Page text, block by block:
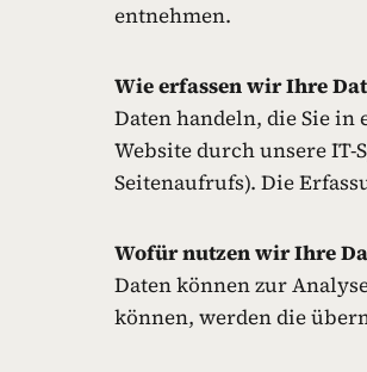
entnehmen.
Wie erfassen wir Ihre
Daten handeln, die Sie
Website durch unsere IT-
Seitenaufrufs). Die
Wofür nutzen wir Ihre
Daten können zur
können, werden die